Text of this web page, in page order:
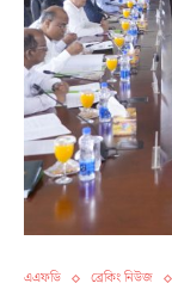
এএফডি ব্রেকিং নিউজ